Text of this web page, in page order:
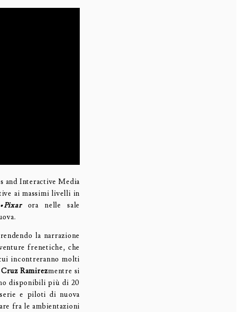
and Interactive Media
ai massimi livelli in
ora nelle sale
la narrazione
frenetiche, che
incontreranno molti
Cruz Ramirezmentre si
disponibili più di 20
e piloti di nuova
fra le ambientazioni